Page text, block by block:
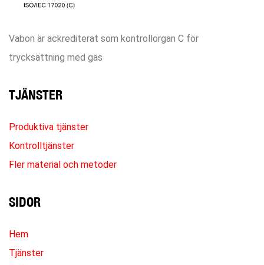
Vabon är ackrediterat som kontrollorgan C för
trycksättning med gas
TJÄNSTER
Produktiva tjänster
Kontrolltjänster
Fler material och metoder
SIDOR
Hem
Tjänster